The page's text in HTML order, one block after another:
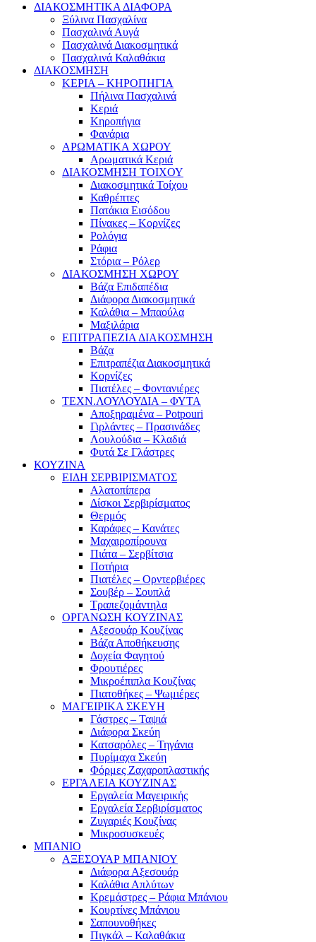
ΔΙΑΚΟΣΜΗΤΙΚΑ ΔΙΑΦΟΡΑ
Ξύλινα Πασχαλίνα
Πασχαλινά Αυγά
Πασχαλινά Διακοσμητικά
Πασχαλινά Καλαθάκια
ΔΙΑΚΟΣΜΗΣΗ
ΚΕΡΙΑ – ΚΗΡΟΠΗΓΙΑ
Πήλινα Πασχαλινά
Κεριά
Κηροπήγια
Φανάρια
ΑΡΩΜΑΤΙΚΑ ΧΩΡΟΥ
Αρωματικά Κεριά
ΔΙΑΚΟΣΜΗΣΗ ΤΟΙΧΟΥ
Διακοσμητικά Τοίχου
Καθρέπτες
Πατάκια Εισόδου
Πίνακες – Κορνίζες
Ρολόγια
Ράφια
Στόρια – Ρόλερ
ΔΙΑΚΟΣΜΗΣΗ ΧΩΡΟΥ
Βάζα Επιδαπέδια
Διάφορα Διακοσμητικά
Καλάθια – Μπαούλα
Μαξιλάρια
ΕΠΙΤΡΑΠΕΖΙΑ ΔΙΑΚΟΣΜΗΣΗ
Βάζα
Επιτραπέζια Διακοσμητικά
Κορνίζες
Πιατέλες – Φοντανιέρες
ΤΕΧΝ.ΛΟΥΛΟΥΔΙΑ – ΦΥΤΑ
Αποξηραμένα – Potpouri
Γιρλάντες – Πρασινάδες
Λουλούδια – Κλαδιά
Φυτά Σε Γλάστρες
ΚΟΥΖΙΝΑ
ΕΙΔΗ ΣΕΡΒΙΡΙΣΜΑΤΟΣ
Αλατοπίπερα
Δίσκοι Σερβιρίσματος
Θερμός
Καράφες – Κανάτες
Μαχαιροπίρουνα
Πιάτα – Σερβίτσια
Ποτήρια
Πιατέλες – Ορντερβιέρες
Σουβέρ – Σουπλά
Τραπεζομάντηλα
ΟΡΓΑΝΩΣΗ ΚΟΥΖΙΝΑΣ
Αξεσουάρ Κουζίνας
Βάζα Αποθήκευσης
Δοχεία Φαγητού
Φρουτιέρες
Μικροέπιπλα Κουζίνας
Πιατοθήκες – Ψωμιέρες
ΜΑΓΕΙΡΙΚΑ ΣΚΕΥΗ
Γάστρες – Ταψιά
Διάφορα Σκεύη
Κατσαρόλες – Τηγάνια
Πυρίμαχα Σκεύη
Φόρμες Ζαχαροπλαστικής
ΕΡΓΑΛΕΙΑ ΚΟΥΖΙΝΑΣ
Εργαλεία Μαγειρικής
Εργαλεία Σερβιρίσματος
Ζυγαριές Κουζίνας
Μικροσυσκευές
ΜΠΑΝΙΟ
ΑΞΕΣΟΥΑΡ ΜΠΑΝΙΟΥ
Διάφορα Αξεσουάρ
Καλάθια Απλύτων
Κρεμάστρες – Ράφια Μπάνιου
Κουρτίνες Μπάνιου
Σαπουνοθήκες
Πιγκάλ – Καλαθάκια